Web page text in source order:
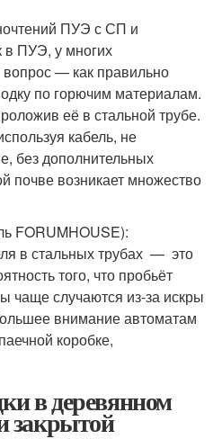
ПУЭ с СП и
в ПУЭ, у многих
вопрос — как правильно
по горючим материалам.
её в стальной трубе.
кабель, не
без дополнительных
почве возникает множество
FORUMHOUSE):
в стальных трубах — это
того, что пробьёт
чаще случаются из-за искры
внимание автоматам
коробке,
в деревянном
закрытой